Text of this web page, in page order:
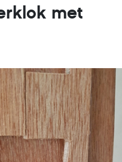
met